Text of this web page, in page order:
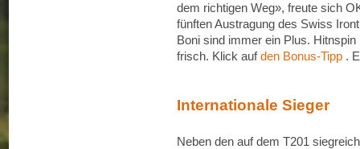
dem richtigen Weg», freute sich
fünften Austragung des Swiss
Boni sind immer ein Plus.
frisch. Klick aufden Bonus-Tipp .
Internationale Sieger
Neben den auf dem T201